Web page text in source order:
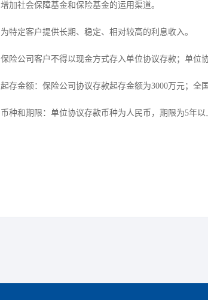
增加社会保障基金和保险基金的运用渠道。
为特定客户提供长期、稳定、相对较高的利息收入。
保险公司客户不得以现金方式存入单位协议存款；单位
起存金额：保险公司协议存款起存金额为3000万元；全
币种和期限：单位协议存款币种为人民币，期限为5年以